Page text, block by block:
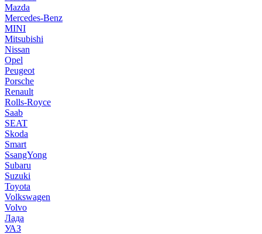
Mazda
Mercedes-Benz
MINI
Mitsubishi
Nissan
Opel
Peugeot
Porsche
Renault
Rolls-Royce
Saab
SEAT
Skoda
Smart
SsangYong
Subaru
Suzuki
Toyota
Volkswagen
Volvo
Лада
УАЗ